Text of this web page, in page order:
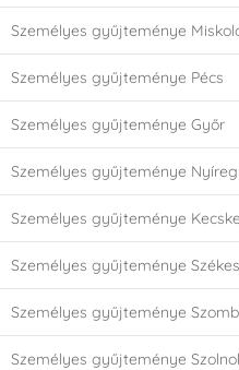
Személyes gyűjteménye
Személyes gyűjteménye Pécs
Személyes gyűjteménye Győr
Személyes gyűjteménye
Személyes gyűjteménye
Személyes gyűjteménye
Személyes gyűjteménye
Személyes gyűjteménye